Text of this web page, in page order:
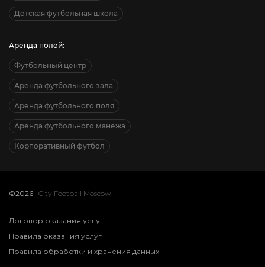
Детская футбольная школа
Аренда полей:
Футбольный центр
Аренда футбольного зала
Аренда футбольного поля
Аренда футбольного манежа
Корпоративный футбол
©2026 City Football Moscow
Договор оказания услуг
Правила оказания услуг
Правила обработки и хранения данных